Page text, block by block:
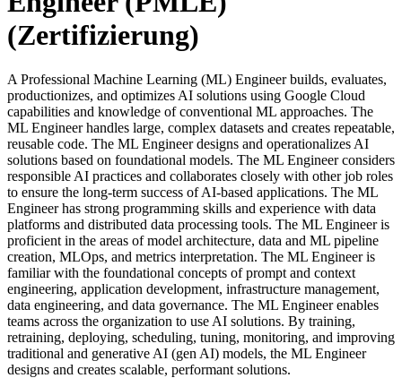
(Zertifizierung)
A Professional Machine Learning (ML) Engineer builds, evaluates,
productionizes, and optimizes AI solutions using Google Cloud
capabilities and knowledge of conventional ML approaches. The
ML Engineer handles large, complex datasets and creates repeatable,
reusable code. The ML Engineer designs and operationalizes AI
solutions based on foundational models. The ML Engineer considers
responsible AI practices and collaborates closely with other job roles
to ensure the long-term success of AI-based applications. The ML
Engineer has strong programming skills and experience with data
platforms and distributed data processing tools. The ML Engineer is
proficient in the areas of model architecture, data and ML pipeline
creation, MLOps, and metrics interpretation. The ML Engineer is
familiar with the foundational concepts of prompt and context
engineering, application development, infrastructure management,
data engineering, and data governance. The ML Engineer enables
teams across the organization to use AI solutions. By training,
retraining, deploying, scheduling, tuning, monitoring, and improving
traditional and generative AI (gen AI) models, the ML Engineer
designs and creates scalable, performant solutions.